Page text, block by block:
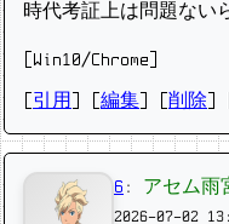
時代考証上は問題ない
[Win10/Chrome]
引用 編集 削除
6 : アセム雨
2026-07-02